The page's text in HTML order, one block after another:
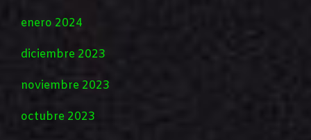
enero 2024
diciembre 2023
noviembre 2023
octubre 2023